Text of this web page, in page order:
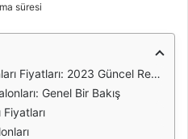
süresi
Fiyatları: 2023 Güncel Rehber
Genel Bir Bakış